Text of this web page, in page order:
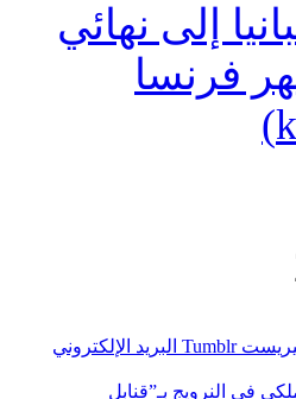
إلى نهائي
فرنسا
Tumblr البريد الإلكتروني
في النرويج بـ”قنابل